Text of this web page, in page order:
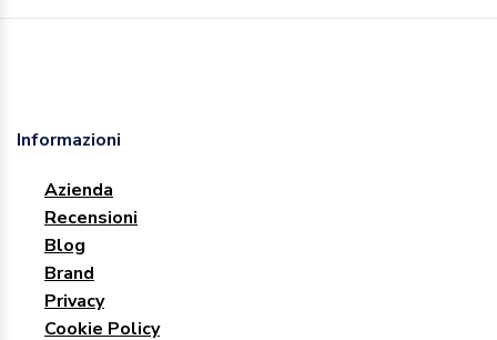
Informazioni
Azienda
Recensioni
Blog
Brand
Privacy
Cookie Policy